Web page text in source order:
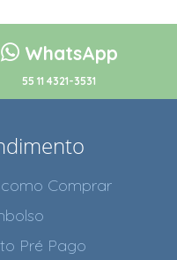
WhatsApp
55 11 4321-3531
Comprar
Pré Pago